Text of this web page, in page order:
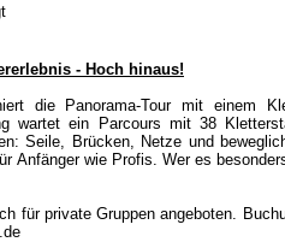
- Hoch hinaus!
die Panorama-Tour mit einem
wartet ein Parcours mit 38
Seile, Brücken, Netze und
Anfänger wie Profis. Wer es
für private Gruppen angeboten.